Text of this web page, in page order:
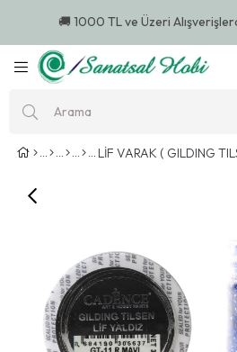
🚚 1000 TL ve Üzeri
LİF VARAK ( GILDING